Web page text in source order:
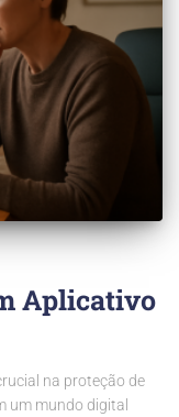
Aplicativo
na proteção de
um mundo digital